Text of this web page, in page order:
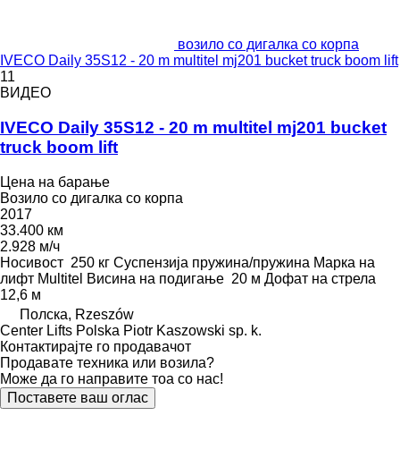
возило со дигалка со корпа
IVECO Daily 35S12 - 20 m multitel mj201 bucket truck boom lift
11
ВИДЕО
IVECO Daily 35S12 - 20 m multitel mj201 bucket
truck boom lift
Цена на барање
Возило со дигалка со корпа
2017
33.400 км
2.928 м/ч
Носивост 250 кг Суспензија пружина/пружина Марка на
лифт Multitel Висина на подигање 20 м Дофат на стрела
12,6 м
Полска, Rzeszów
Center Lifts Polska Piotr Kaszowski sp. k.
Контактирајте го продавачот
Продавате техника или возила?
Може да го направите тоа со нас!
Поставете ваш оглас